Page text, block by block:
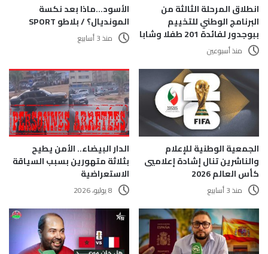
انطلاق المرحلة الثالثة من
البرنامج الوطني للتخييم
ببوجدور لفائدة 201 طفلا وشابا
منذ أسبوعين
الأسود…ماذا بعد نكسة
المونديال؟ / بلاطو SPORT
منذ 3 أسابيع
الجمعية الوطنية للإعلام
والناشرين تنال إشادة إعلاميي
كأس العالم 2026
منذ 3 أسابيع
الدار البيضاء.. الأمن يطيح
بثلاثة متهورين بسبب السياقة
الاستعراضية
8 يوليو، 2026